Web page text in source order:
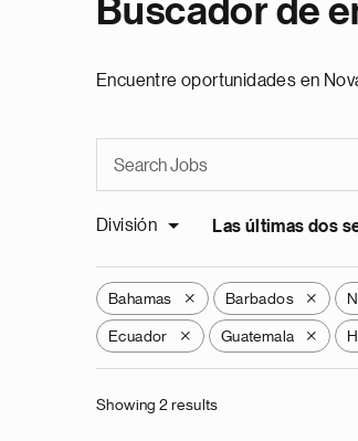
Buscador de
Encuentre oportunidades en
División Las últimas dos
Bahamas X Barbados X
Ecuador X Guatemala X
Showing 2 results